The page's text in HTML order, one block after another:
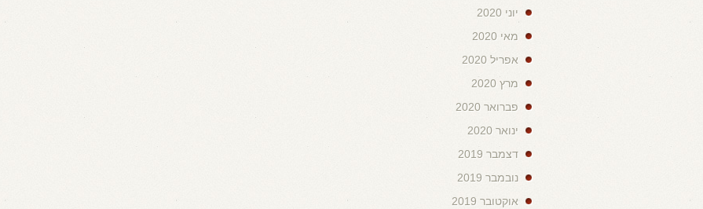
יוני 2020
מאי 2020
אפריל 2020
מרץ 2020
פברואר 2020
ינואר 2020
דצמבר 2019
נובמבר 2019
אוקטובר 2019